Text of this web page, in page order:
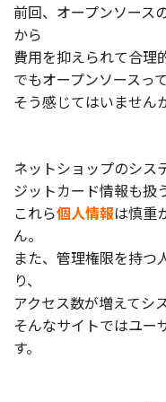
スクラッチ開発
内製化支援
補助金活用支援
前回、オープンソース
から
費用を抑えられて合理
でもオープンソースっ
そう感じてはいません
ネットショップのシス
ジットカード情報も扱
これら個人情報は慎重
ん。
また、管理権限を持つ
り、
アクセス数が増えてシ
そんなサイトではユー
す。